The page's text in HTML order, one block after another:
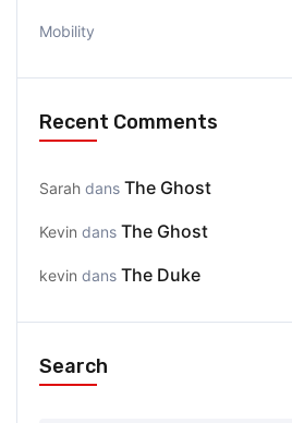
Mobility
Recent Comments
Sarah dans The Ghost
Kevin dans The Ghost
kevin dans The Duke
Search